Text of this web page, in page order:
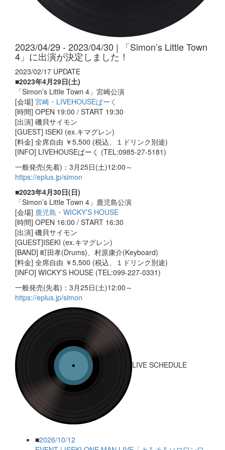
2023/04/29 - 2023/04/30 | 「Simon’s Little Town
4」に出演が決定しました！
2023/02/17 UPDATE
■2023年4月29日(土)
「Simon’s Little Town 4」宮崎公演
[会場] 宮崎・LIVEHOUSEぱーく
[時間] OPEN 19:00 / START 19:30
[出演] 磯貝サイモン
[GUEST] ISEKI (ex.キマグレン)
[料金] 全席自由 ￥5,500 (税込、１ドリンク別途)
[INFO] LIVEHOUSEぱーく (TEL:0985-27-5181)
一般発売(先着)：3月25日(土)12:00～
https://eplus.jp/simon
■2023年4月30日(日)
「Simon’s Little Town 4」鹿児島公演
[会場] 鹿児島・WICKY’S HOUSE
[時間] OPEN 16:00 / START 16:30
[出演] 磯貝サイモン
[GUEST]ISEKI (ex.キマグレン)
[BAND] 町田孝(Drums)、村原康介(Keyboard)
[料金] 全席自由 ￥5,500 (税込、１ドリンク別途)
[INFO] WICKY’S HOUSE (TEL:099-227-0331)
一般発売(先着)：3月25日(土)12:00～
https://eplus.jp/simon
LIVE SCHEDULE
■2026/10/12